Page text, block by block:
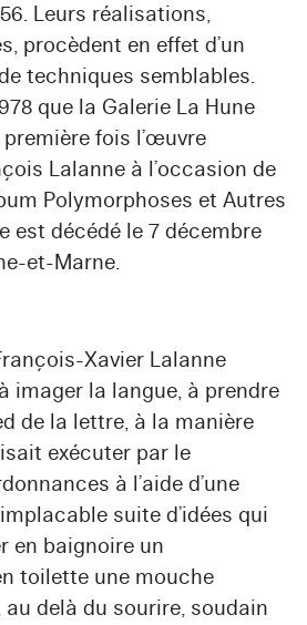
Leurs réalisations,
procèdent en effet d’un
techniques semblables.
que la Galerie La Hune
fois l’œuvre
Lalanne à l’occasion de
Polymorphoses et Autres
est décédé le 7 décembre
et-Marne.
Xavier Lalanne
imager la langue, à prendre
de la lettre, à la manière
exécuter par le
à l’aide d’une
suite d’idées qui
en baignoire un
toilette une mouche
delà du sourire, soudain